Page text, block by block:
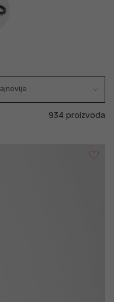
934 proizvoda